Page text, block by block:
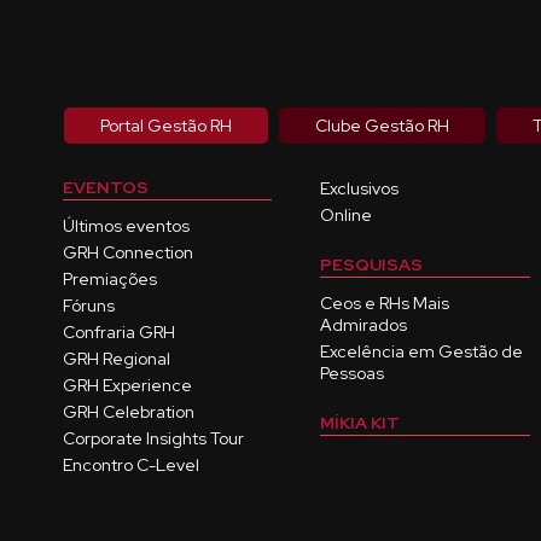
Portal Gestão RH Clube Gestão RH
EVENTOS
Últimos eventos
GRH Connection
Premiações
Fóruns
Confraria GRH
GRH Regional
GRH Experience
GRH Celebration
Corporate Insights Tour
Encontro C-Level
Exclusivos
Online
PESQUISAS
Ceos e RHs Mais
Admirados
Excelência em Gestão de
Pessoas
MÍKIA KIT